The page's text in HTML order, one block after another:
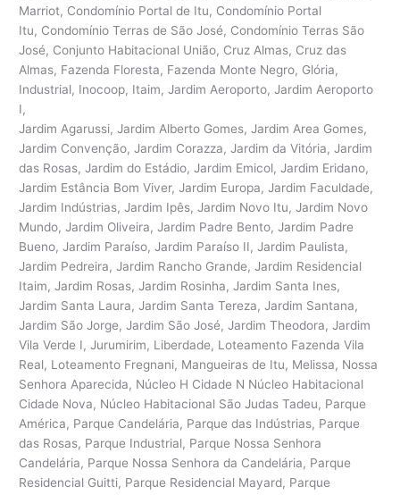
Marriot, Condomínio Portal de Itu, Condomínio Portal
Itu, Condomínio Terras de São José, Condomínio Terras São
José, Conjunto Habitacional União, Cruz Almas, Cruz das
Almas, Fazenda Floresta, Fazenda Monte Negro, Glória,
Industrial, Inocoop, Itaim, Jardim Aeroporto, Jardim Aeroporto
I,
Jardim Agarussi, Jardim Alberto Gomes, Jardim Area Gomes,
Jardim Convenção, Jardim Corazza, Jardim da Vitória, Jardim
das Rosas, Jardim do Estádio, Jardim Emicol, Jardim Eridano,
Jardim Estância Bom Viver, Jardim Europa, Jardim Faculdade,
Jardim Indústrias, Jardim Ipês, Jardim Novo Itu, Jardim Novo
Mundo, Jardim Oliveira, Jardim Padre Bento, Jardim Padre
Bueno, Jardim Paraíso, Jardim Paraíso II, Jardim Paulista,
Jardim Pedreira, Jardim Rancho Grande, Jardim Residencial
Itaim, Jardim Rosas, Jardim Rosinha, Jardim Santa Ines,
Jardim Santa Laura, Jardim Santa Tereza, Jardim Santana,
Jardim São Jorge, Jardim São José, Jardim Theodora, Jardim
Vila Verde I, Jurumirim, Liberdade, Loteamento Fazenda Vila
Real, Loteamento Fregnani, Mangueiras de Itu, Melissa, Nossa
Senhora Aparecida, Núcleo H Cidade N Núcleo Habitacional
Cidade Nova, Núcleo Habitacional São Judas Tadeu, Parque
América, Parque Candelária, Parque das Indústrias, Parque
das Rosas, Parque Industrial, Parque Nossa Senhora
Candelária, Parque Nossa Senhora da Candelária, Parque
Residencial Guitti, Parque Residencial Mayard, Parque